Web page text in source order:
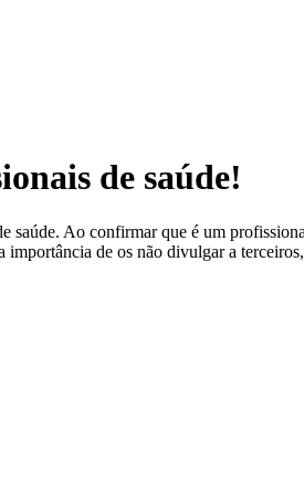
de saúde!
saúde. Ao confirmar que é um
importância de os não divulgar a